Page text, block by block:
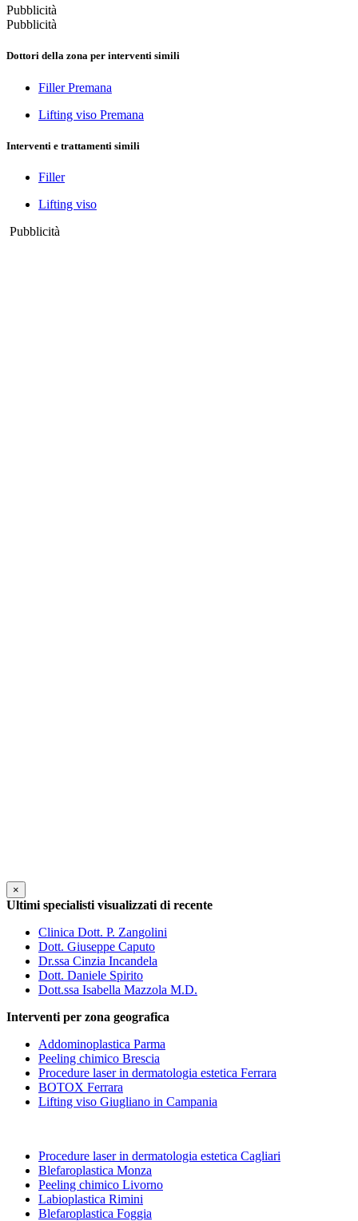
Pubblicità
Pubblicità
Dottori della zona per interventi simili
Filler Premana
Lifting viso Premana
Interventi e trattamenti simili
Filler
Lifting viso
Pubblicità
×
Ultimi specialisti visualizzati di recente
Clinica Dott. P. Zangolini
Dott. Giuseppe Caputo
Dr.ssa Cinzia Incandela
Dott. Daniele Spirito
Dott.ssa Isabella Mazzola M.D.
Interventi per zona geografica
Addominoplastica Parma
Peeling chimico Brescia
Procedure laser in dermatologia estetica Ferrara
BOTOX Ferrara
Lifting viso Giugliano in Campania
Procedure laser in dermatologia estetica Cagliari
Blefaroplastica Monza
Peeling chimico Livorno
Labioplastica Rimini
Blefaroplastica Foggia